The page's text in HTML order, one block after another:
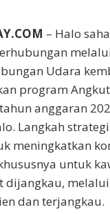
– Halo
Udara
program
anggaran
Langkah
meningkatkan
untuk
dijangkau,
dan terjangkau.